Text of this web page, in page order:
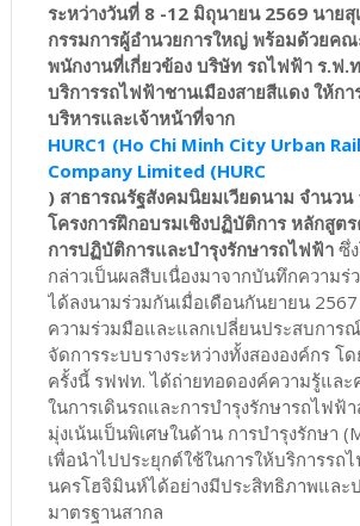
ระหว่างวันที่ 8 -12 มิถุนายน 2569 นายสุ
กรรมการผู้อำนวยการใหญ่ พร้อมด้วยค
พนักงานที่เกี่ยวข้อง บริษัท รถไฟฟ้า ร.ฟ.
บริการรถไฟฟ้าชานเมืองสายสีแดง ให้ก
บริหารและเจ้าหน้าที่จาก
HURC1 (Ho Chi Minh City Urban
Company Limited (HURC
) สาธารณรัฐสังคมนิยมเวียดนาม จำนวน
โครงการฝึกอบรมเชิงปฏิบัติการ หลักสูต
การปฏิบัติการและบำรุงรักษารถไฟฟ้า ซึ่
กล่าวเป็นผลสืบเนื่องมาจากบันทึกความร่
ได้ลงนามร่วมกันเมื่อเดือนกันยายน 2567
ความร่วมมือและแลกเปลี่ยนประสบการ
จัดการระบบรางระหว่างทั้งสององค์กร โ
ครั้งนี้ รฟฟท. ได้ถ่ายทอดองค์ความรู้และ
ในการเดินรถและการบำรุงรักษารถไฟฟ้
มุ่งเน้นเป็นพิเศษในด้าน การบำรุงรักษา
เพื่อนำไปประยุกต์ใช้ในการให้บริการรถ
นครโฮจิมินห์ได้อย่างมีประสิทธิภาพและ
มาตรฐานสากล